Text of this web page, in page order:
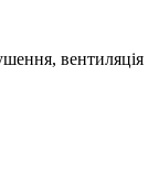
вентиляція